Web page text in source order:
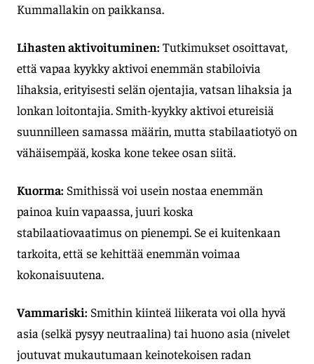
Kummallakin on paikkansa.
Lihasten aktivoituminen: Tutkimukset osoittavat,
että vapaa kyykky aktivoi enemmän stabiloivia
lihaksia, erityisesti selän ojentajia, vatsan lihaksia ja
lonkan loitontajia. Smith-kyykky aktivoi etureisiä
suunnilleen samassa määrin, mutta stabilaatiotyö on
vähäisempää, koska kone tekee osan siitä.
Kuorma: Smithissä voi usein nostaa enemmän
painoa kuin vapaassa, juuri koska
stabilaatiovaatimus on pienempi. Se ei kuitenkaan
tarkoita, että se kehittää enemmän voimaa
kokonaisuutena.
Vammariski: Smithin kiinteä liikerata voi olla hyvä
asia (selkä pysyy neutraalina) tai huono asia (nivelet
joutuvat mukautumaan keinotekoisen radan